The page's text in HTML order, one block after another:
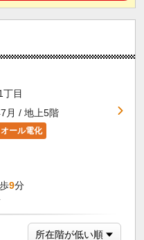
目
月 / 地上5階
オール電化
9分